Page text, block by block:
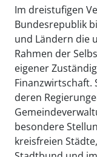
Im dreistufigen
Bundesrepublik
und Ländern die
Rahmen der
eigener
Finanzwirtschaft.
deren
besondere
kreisfreien